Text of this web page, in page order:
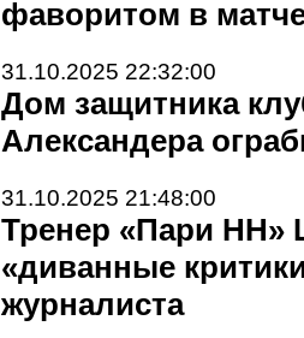
фаворитом в
31.10.2025 22:32:00
Дом защитника
Александера
31.10.2025 21:48:00
Тренер «Пари НН»
«диванные
журналиста